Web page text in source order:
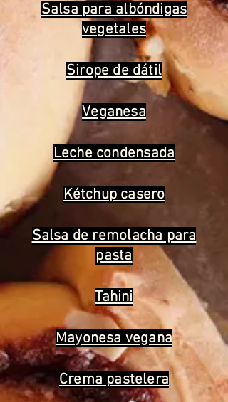
Salsa para albóndigas
vegetales
Sirope de dátil
Veganesa
Leche condensada
Kétchup casero
Salsa de remolacha para
pasta
Tahini
Mayonesa vegana
Crema pastelera